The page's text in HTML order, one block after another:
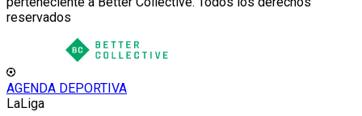
reservados
AGENDA DEPORTIVA
LaLiga